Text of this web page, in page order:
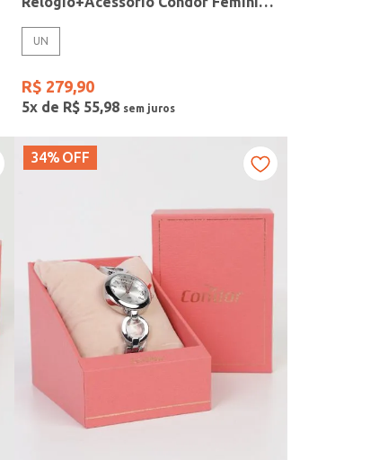
UN
R$ 279,90
5x de R$ 55,98
34% OFF